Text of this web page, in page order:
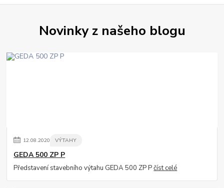
Novinky z našeho blogu
12.08.2020 VÝTAHY
GEDA 500 ZP P
Představení stavebního výtahu GEDA 500 ZP Pčíst celé